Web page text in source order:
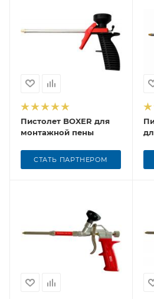
Пистолет BOXER для
монтажной пены
СТАТЬ ПАРТНЕРОМ